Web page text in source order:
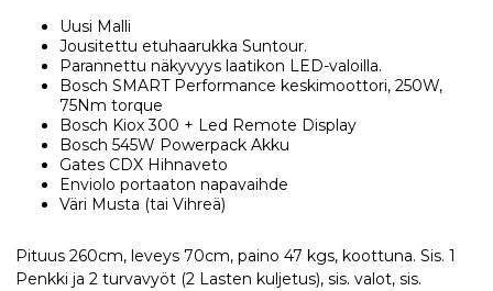
Uusi Malli
Jousitettu etuhaarukka Suntour.
Parannettu näkyvyys laatikon LED-valoilla.
Bosch SMART Performance keskimoottori, 250W,
75Nm torque
Bosch Kiox 300 + Led Remote Display
Bosch 545W Powerpack Akku
Gates CDX Hihnaveto
Enviolo portaaton napavaihde
Väri Musta (tai Vihreä)
Pituus 260cm, leveys 70cm, paino 47 kgs, koottuna. Sis. 1
Penkki ja 2 turvavyöt (2 Lasten kuljetus), sis. valot, sis.